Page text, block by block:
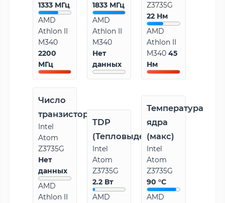
1333 МГц
AMD
Athlon II
M340
2200
МГц
1833 МГц
AMD
Athlon II
M340
Нет
данных
Z3735G
22 Нм
AMD
Athlon II
M34045
Нм
Число
транзисторов
Intel
Atom
Z3735G
Нет
данных
AMD
Athlon II
TDP
(Тепловыделение)
Intel
Atom
Z3735G
2.2 Вт
AMD
Температура
ядра
(макс)
Intel
Atom
Z3735G
90 °C
AMD